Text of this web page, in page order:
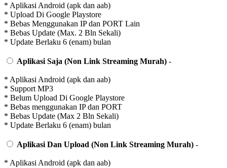
* Aplikasi Android (apk dan aab)
* Upload Di Google Playstore
* Bebas Menggunakan IP dan PORT Lain
* Bebas Update (Max. 2 Bln Sekali)
* Update Berlaku 6 (enam) bulan
Aplikasi Saja (Non Link Streaming Murah) -
* Aplikasi Android (apk dan aab)
* Support MP3
* Belum Upload Di Google Playstore
* Bebas menggunakan IP dan PORT
* Bebas Update (Max 2 Bln Sekali)
* Update Berlaku 6 (enam) bulan
Aplikasi Dan Upload (Non Link Streaming Murah) -
* Aplikasi Android (apk dan aab)